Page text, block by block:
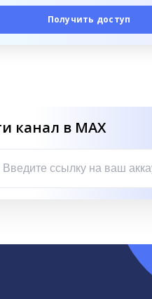
Получить доступ
канал в MAX